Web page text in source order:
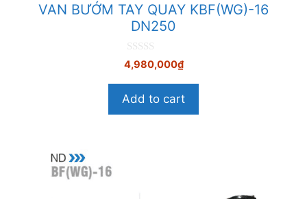
VAN BƯỚM TAY QUAY KBF(WG)-16
DN250
0
n
à
5
4,980,000₫
Add to cart